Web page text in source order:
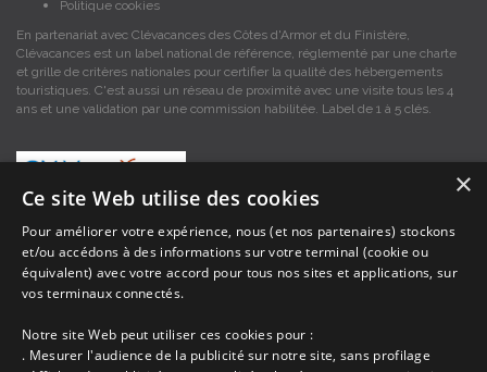
Politique cookies
En partenariat avec Clévacances des Côtes d'Armor et du Finistère,
Clévacances est un label national de référence, réglementé par une charte
et grille de critères nationales pour certifier la qualité des hébergements
touristiques. C'est aussi un réseau de proximité avec une visite tous les 4
ans et une validation par une commission habilitée. Label de 1 à 5 clés.
Les descriptions et photos contenues dans le site Armor-vacances sont sous
la responsabilité des propriétaires, ces informations sont indicatives et non
contractuelles. Les données sont protégées par copyright Armor-vacances.
Armor-vacances n'est pas un organisme et ne touche aucune commission
sur les locations, c'est simplement un annuaire d'hébergements de
×
Ce site Web utilise des cookies
Pour améliorer votre expérience, nous (et nos partenaires) stockons
et/ou accédons à des informations sur votre terminal (cookie ou
équivalent) avec votre accord pour tous nos sites et applications, sur
vos terminaux connectés.
Notre site Web peut utiliser ces cookies pour :
. Mesurer l'audience de la publicité sur notre site, sans profilage